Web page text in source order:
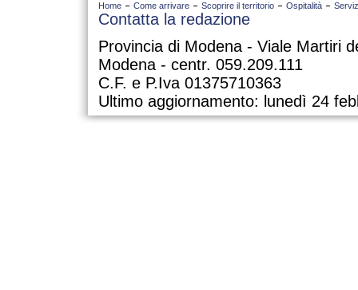
Home Come arrivare Scoprire il territorio Ospitalità
Contatta la redazione
Provincia di Modena - Viale Martiri
Modena - centr. 059.209.111
C.F. e P.Iva 01375710363
Ultimo aggiornamento: lunedì 24